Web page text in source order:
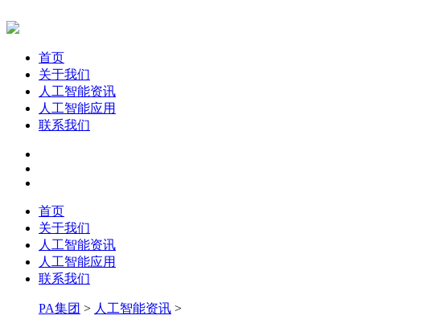
首页
关于我们
人工智能资讯
人工智能应用
联系我们
首页
关于我们
人工智能资讯
人工智能应用
联系我们
PA集团 > 人工智能资讯 >